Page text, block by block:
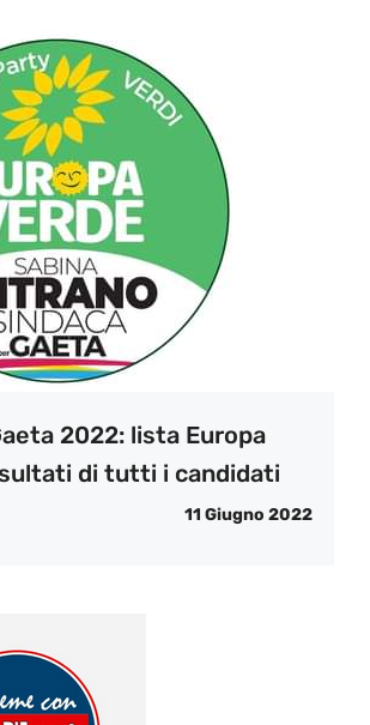
2022: lista Europa
di tutti i candidati
11 Giugno 2022